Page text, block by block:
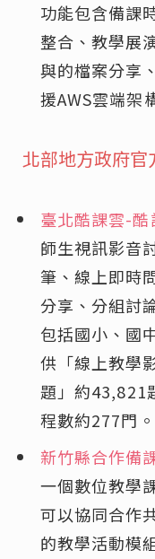
功能包含備課
整合、教學展
與的檔案分享
援AWS雲端架
北部地方政府官
臺北酷課雲-
師生視訊影音
筆、線上即時
分享、分組討
包括國小、國
供「線上教學
題」約43,821
程數約277門。
新竹縣合作備
一個數位教學
可以協同合作
的教學活動模